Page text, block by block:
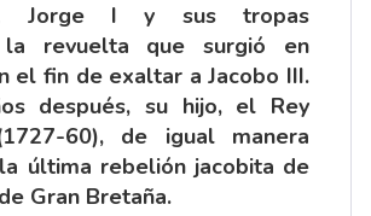
Jorge I y sus tropas
la revuelta que surgió en
el fin de exaltar a Jacobo III.
después, su hijo, el Rey
60), de igual manera
última rebelión jacobita de
Gran Bretaña.